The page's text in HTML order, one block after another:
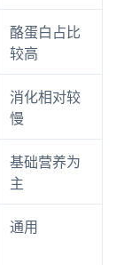
酪蛋白占比
较高
消化相对较
慢
基础营养为
主
通用